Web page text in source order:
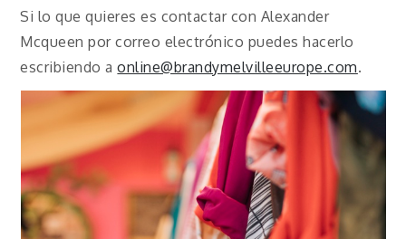
Si lo que quieres es contactar con Alexander
Mcqueen por correo electrónico puedes hacerlo
escribiendo aonline@brandymelvilleeurope.com.